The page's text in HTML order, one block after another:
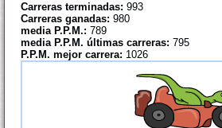
Carreras terminadas: 993
Carreras ganadas: 980
media P.P.M.: 789
media P.P.M. últimas carreras: 795
P.P.M. mejor carrera: 1026